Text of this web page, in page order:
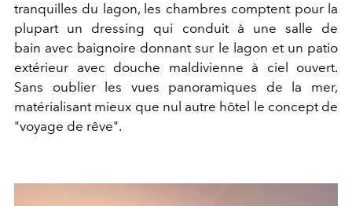
tranquilles du lagon, les chambres comptent pour la
plupart un dressing qui conduit à une salle de
bain avec baignoire donnant sur le lagon et un patio
extérieur avec douche maldivienne à ciel ouvert.
Sans oublier les vues panoramiques de la mer,
matérialisant mieux que nul autre hôtel le concept de
"voyage de rêve".